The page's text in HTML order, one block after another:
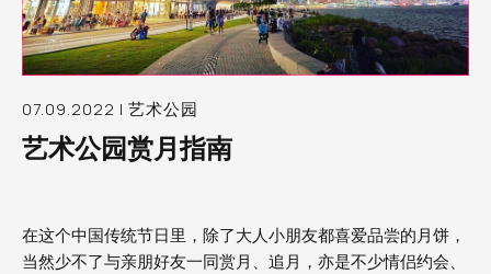
07.09.2022 | 艺术公园
艺术公园赏月指南
在这个中国传统节日里，除了大人小朋友都喜爱品尝的月饼，
当然少不了与亲朋好友一同赏月、追月，亦是不少情侣约会、